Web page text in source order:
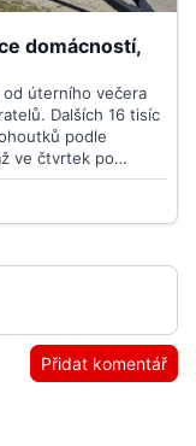
Přidat komentář